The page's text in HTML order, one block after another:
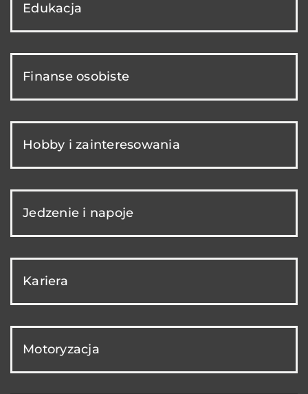
Edukacja
Finanse osobiste
Hobby i zainteresowania
Jedzenie i napoje
Kariera
Motoryzacja